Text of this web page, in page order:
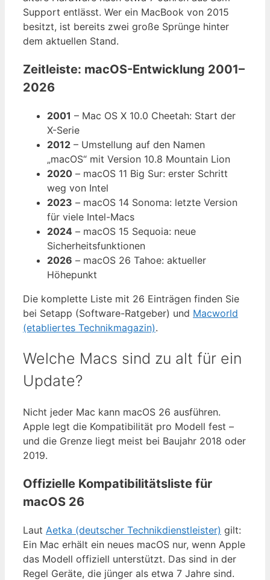
Support entlässt. Wer ein MacBook von 2015
besitzt, ist bereits zwei große Sprünge hinter
dem aktuellen Stand.
Zeitleiste: macOS-Entwicklung 2001–
2026
2001 – Mac OS X 10.0 Cheetah: Start der
X-Serie
2012 – Umstellung auf den Namen
„macOS“ mit Version 10.8 Mountain Lion
2020 – macOS 11 Big Sur: erster Schritt
weg von Intel
2023 – macOS 14 Sonoma: letzte Version
für viele Intel-Macs
2024 – macOS 15 Sequoia: neue
Sicherheitsfunktionen
2026 – macOS 26 Tahoe: aktueller
Höhepunkt
Die komplette Liste mit 26 Einträgen finden Sie
bei Setapp (Software-Ratgeber) und Macworld
(etabliertes Technikmagazin).
Welche Macs sind zu alt für ein
Update?
Nicht jeder Mac kann macOS 26 ausführen.
Apple legt die Kompatibilität pro Modell fest –
und die Grenze liegt meist bei Baujahr 2018 oder
2019.
Offizielle Kompatibilitätsliste für
macOS 26
Laut Aetka (deutscher Technikdienstleister) gilt:
Ein Mac erhält ein neues macOS nur, wenn Apple
das Modell offiziell unterstützt. Das sind in der
Regel Geräte, die jünger als etwa 7 Jahre sind.